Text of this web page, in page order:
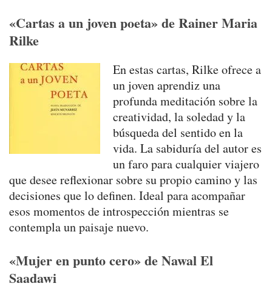
«Cartas a un joven poeta» de Rainer Maria
Rilke
En estas cartas, Rilke ofrece a
un joven aprendiz una
profunda meditación sobre la
creatividad, la soledad y la
búsqueda del sentido en la
vida. La sabiduría del autor es
un faro para cualquier viajero
que desee reflexionar sobre su propio camino y las
decisiones que lo definen. Ideal para acompañar
esos momentos de introspección mientras se
contempla un paisaje nuevo.
«Mujer en punto cero» de Nawal El
Saadawi